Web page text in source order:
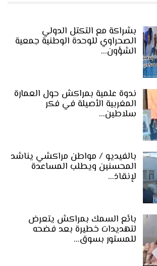
بشراكة مع التكتل الدولي
الصحراوي للوحدة الوطنية جمعية
الشؤون…
ندوة علمية بمراكش حول العمارة
المغربية الأصيلة في فكر
سلاطين…
بالفيديو / مواطن مراكشي يناشد
المحسنين ويطلب المساعدة
لإنقاذ…
بائع السمك بمراكش يتعرض
لتهديدات خطيرة بعد فضحه
للمستور بسوق…